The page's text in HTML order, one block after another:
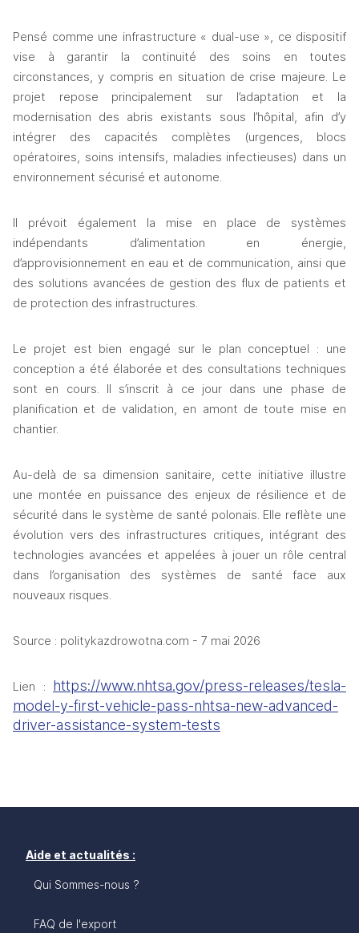
Pensé comme une infrastructure « dual-use », ce dispositif
vise à garantir la continuité des soins en toutes
circonstances, y compris en situation de crise majeure. Le
projet repose principalement sur l’adaptation et la
modernisation des abris existants sous l’hôpital, afin d’y
intégrer des capacités complètes (urgences, blocs
opératoires, soins intensifs, maladies infectieuses) dans un
environnement sécurisé et autonome.
Il prévoit également la mise en place de systèmes
indépendants d’alimentation en énergie,
d’approvisionnement en eau et de communication, ainsi que
des solutions avancées de gestion des flux de patients et
de protection des infrastructures.
Le projet est bien engagé sur le plan conceptuel : une
conception a été élaborée et des consultations techniques
sont en cours. Il s’inscrit à ce jour dans une phase de
planification et de validation, en amont de toute mise en
chantier.
Au-delà de sa dimension sanitaire, cette initiative illustre
une montée en puissance des enjeux de résilience et de
sécurité dans le système de santé polonais. Elle reflète une
évolution vers des infrastructures critiques, intégrant des
technologies avancées et appelées à jouer un rôle central
dans l’organisation des systèmes de santé face aux
nouveaux risques.
Source : politykazdrowotna.com - 7 mai 2026
Lien : https://www.nhtsa.gov/press-releases/tesla-
model-y-first-vehicle-pass-nhtsa-new-advanced-
driver-assistance-system-tests
Aide et actualités :
Qui Sommes-nous ?
FAQ de l'export